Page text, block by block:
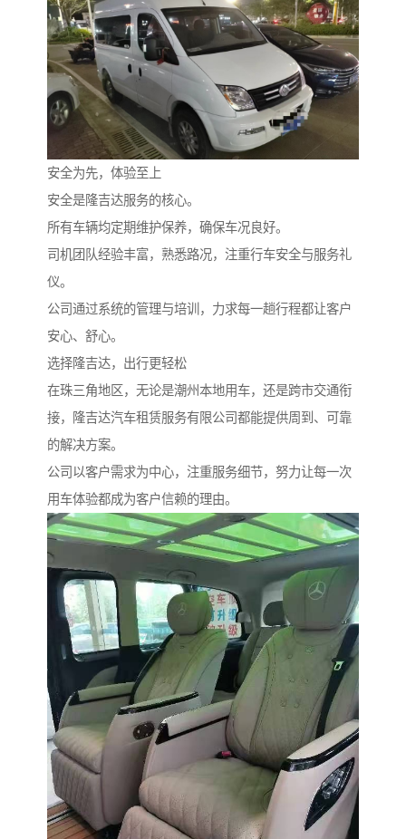
安全为先，体验至上
安全是隆吉达服务的核心。
所有车辆均定期维护保养，确保车况良好。
司机团队经验丰富，熟悉路况，注重行车安全与服务礼
仪。
公司通过系统的管理与培训，力求每一趟行程都让客户
安心、舒心。
选择隆吉达，出行更轻松
在珠三角地区，无论是潮州本地用车，还是跨市交通衔
接，隆吉达汽车租赁服务有限公司都能提供周到、可靠
的解决方案。
公司以客户需求为中心，注重服务细节，努力让每一次
用车体验都成为客户信赖的理由。